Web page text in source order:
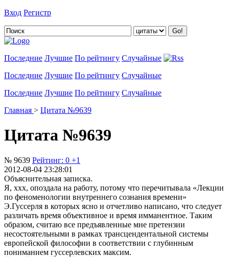
Вход Регистр
Последние Лучшие По рейтингу Случайные
Последние Лучшие По рейтингу Случайные
Последние Лучшие По рейтингу Случайные
Главная > Цитата №9639
Цитата №9639
№ 9639 Рейтинг: 0 +1
2012-08-04 23:28:01
Объяснительная записка.
Я, xxx, опоздала на работу, потому что перечитывала «Лекции
по феноменологии внутреннего сознания времени»
Э.Гуссерля в которых ясно и отчетливо написано, что следует
различать время объективное и время имманентное. Таким
образом, считаю все предъявленные мне претензии
несостоятельными в рамках трансцендентальной системы
европейской философии в соответствии с глубинным
пониманием гуссерлевских максим.